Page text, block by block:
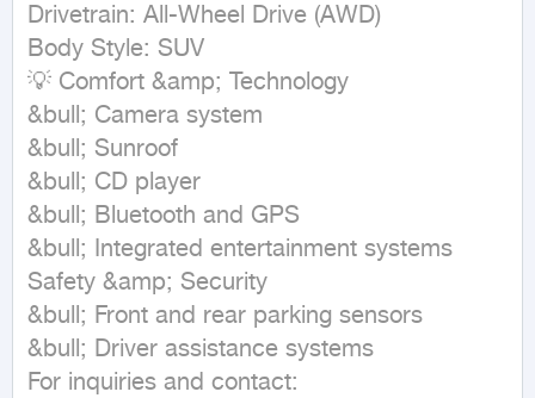
Drivetrain: All-Wheel Drive (AWD)
Body Style: SUV
💡 Comfort &amp; Technology
&bull; Camera system
&bull; Sunroof
&bull; CD player
&bull; Bluetooth and GPS
&bull; Integrated entertainment systems
Safety &amp; Security
&bull; Front and rear parking sensors
&bull; Driver assistance systems
For inquiries and contact: